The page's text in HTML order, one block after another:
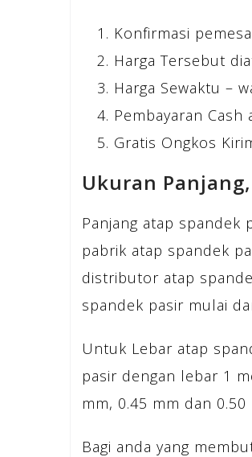
Konfirmasi
Harga Tersebut
Harga Sewaktu –
Pembayaran
Gratis Ongkos
Ukuran
Panjang atap
pabrik atap spandek
distributor atap
spandek pasir mulai
Untuk Lebar atap
pasir dengan lebar 1
mm, 0.45 mm dan 0.50
Bagi anda yang